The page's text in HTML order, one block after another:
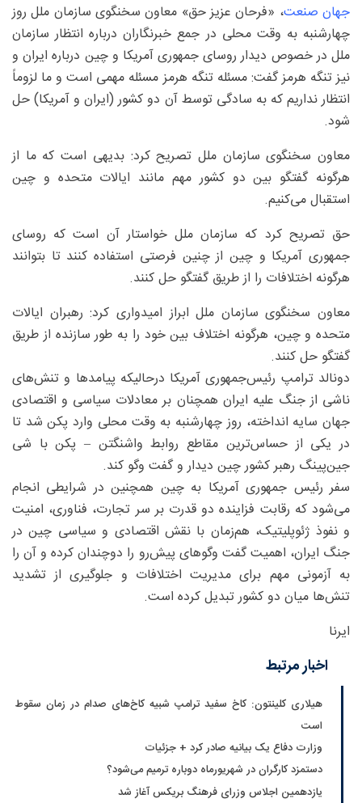
جهان صنعت، «فرحان عزیز حق» معاون سخنگوی سازمان ملل روز
چهارشنبه به وقت محلی در جمع خبرنگاران درباره انتظار سازمان
ملل در خصوص دیدار روسای جمهوری آمریکا و چین درباره ایران و
نیز تنگه هرمز گفت: مسئله تنگه هرمز مسئله مهمی است و ما لزوماً
انتظار نداریم که به سادگی توسط آن دو کشور (ایران و آمریکا) حل
شود.
معاون سخنگوی سازمان ملل تصریح کرد: بدیهی است که ما از
هرگونه گفتگو بین دو کشور مهم مانند ایالات متحده و چین
استقبال می‌کنیم.
حق تصریح کرد که سازمان ملل خواستار آن است که روسای
جمهوری آمریکا و چین از چنین فرصتی استفاده کنند تا بتوانند
هرگونه اختلافات را از طریق گفتگو حل کنند.
معاون سخنگوی سازمان ملل ابراز امیدواری کرد: رهبران ایالات
متحده و چین، هرگونه اختلاف بین خود را به طور سازنده از طریق
گفتگو حل کنند.
دونالد ترامپ رئیس‌جمهوری آمریکا درحالیکه پیامدها و تنش‌های
ناشی از جنگ علیه ایران همچنان بر معادلات سیاسی و اقتصادی
جهان سایه انداخته، روز چهارشنبه به وقت محلی وارد پکن شد تا
در یکی از حساس‌ترین مقاطع روابط واشنگتن – پکن با شی
جین‌پینگ رهبر کشور چین دیدار و ‌گفت‌ وگو کند.
سفر رئیس جمهوری آمریکا به چین همچنین در شرایطی انجام
می‌شود که رقابت فزاینده دو قدرت بر سر تجارت، فناوری، امنیت
و نفوذ ژئوپلیتیک، هم‌زمان با نقش اقتصادی و سیاسی چین در
جنگ ایران، اهمیت گفت‌ وگوهای پیش‌رو را دوچندان کرده و آن را
به آزمونی مهم برای مدیریت اختلافات و جلوگیری از تشدید
تنش‌ها میان دو کشور تبدیل کرده است.
ایرنا
اخبار مرتبط
هیلاری کلینتون: کاخ سفید ترامپ شبیه کاخ‌های صدام در زمان سقوط
است
وزارت دفاع یک بیانیه صادر کرد + جزئیات
دستمزد کارگران در شهریورماه دوباره ترمیم می‌شود؟
یازدهمین اجلاس وزرای فرهنگ بریکس آغاز شد